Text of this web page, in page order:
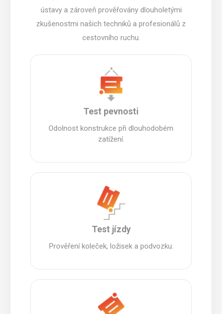
ústavy a zároveň prověřovány dlouholetými
zkušenostmi našich techniků a profesionálů z
cestovního ruchu.
Test pevnosti
Odolnost konstrukce při dlouhodobém
zatížení.
Test jízdy
Prověření koleček, ložisek a podvozku.